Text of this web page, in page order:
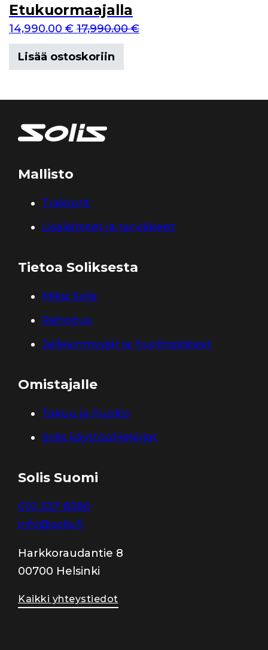
Etukuormaajalla
14,990.00 € 17,990.00€
Lisää ostoskoriin
Mallisto
Traktorit
Lisälaitteet ja tarvikkeet
Tietoa Soliksesta
Miksi Solis
Rahoitus
Jälleenmyyjät ja huoltopisteet
Omistajalle
Takuu ja huolto
Solis käyttöohjekirjat
Solis Suomi
010 337 8380
info@solis.fi
Harkkoraudantie 8
00700 Helsinki
Kaikki yhteystiedot